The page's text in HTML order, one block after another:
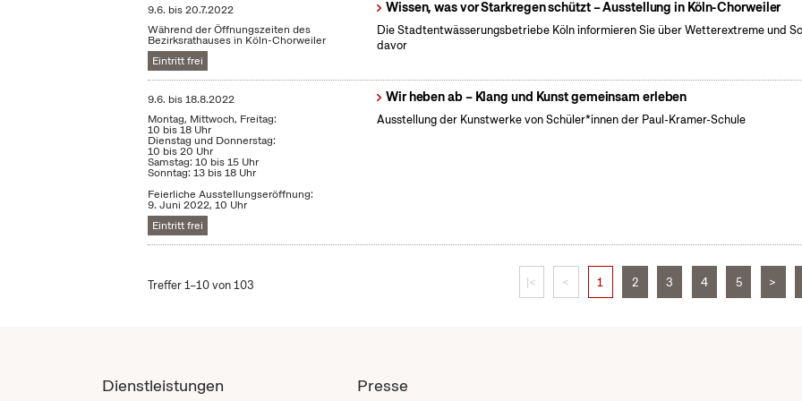
9.6. bis20.7.2022
Während der Öffnungszeiten des
Bezirksrathauses in Köln-Chorweiler
Eintritt frei
Wissen, was vor Starkregen schützt – Ausstellung in Köln-Chorweiler
Die Stadtentwässerungsbetriebe Köln informieren Sie über Wetterextreme und
davor
9.6. bis18.8.2022
Montag, Mittwoch, Freitag:
10 bis 18 Uhr
Dienstag und Donnerstag:
10 bis 20 Uhr
Samstag: 10 bis 15 Uhr
Sonntag: 13 bis 18 Uhr
Feierliche Ausstellungseröffnung:
9. Juni 2022, 10 Uhr
Eintritt frei
Wir heben ab – Klang und Kunst gemeinsam erleben
Ausstellung der Kunstwerke von Schüler*innen der Paul-Kramer-Schule
Treffer 1–10 von 103 |< < 1 2 3 4 5 >
Dienstleistungen Presse